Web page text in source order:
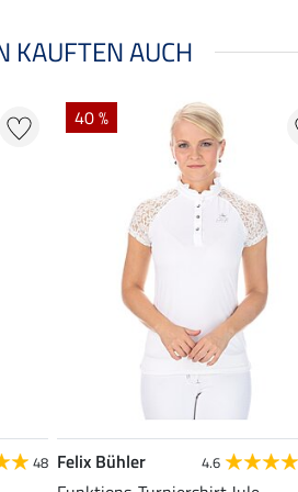
KAUFTEN AUCH
48
40 %
Felix Bühler 4.6